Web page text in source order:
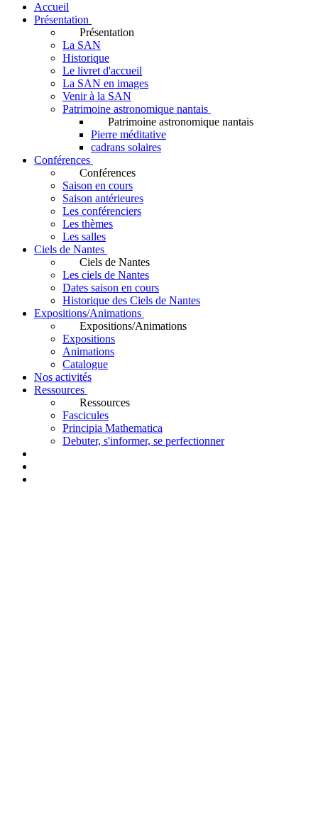
Accueil
Présentation
Présentation
La SAN
Historique
Le livret d'accueil
La SAN en images
Venir à la SAN
Patrimoine astronomique nantais
Patrimoine astronomique nantais
Pierre méditative
cadrans solaires
Conférences
Conférences
Saison en cours
Saison antérieures
Les conférenciers
Les thèmes
Les salles
Ciels de Nantes
Ciels de Nantes
Les ciels de Nantes
Dates saison en cours
Historique des Ciels de Nantes
Expositions/Animations
Expositions/Animations
Expositions
Animations
Catalogue
Nos activités
Ressources
Ressources
Fascicules
Principia Mathematica
Debuter, s'informer, se perfectionner